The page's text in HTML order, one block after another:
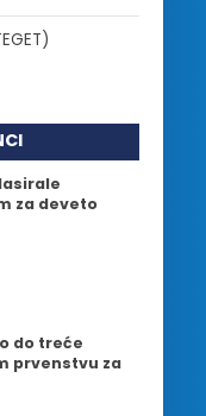
za deveto
do treće
prvenstvu za